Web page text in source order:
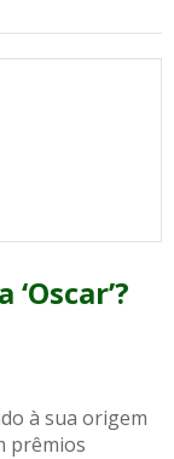
à sua origem
prêmios